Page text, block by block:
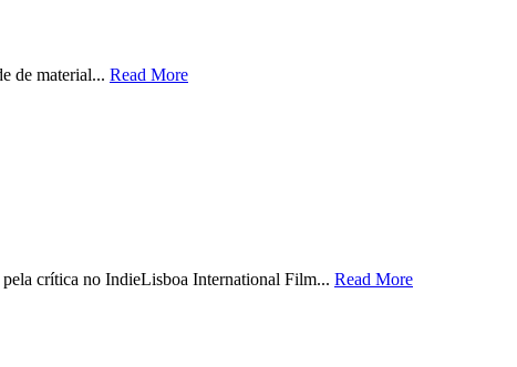
de material... Read More
crítica no IndieLisboa International Film... Read More